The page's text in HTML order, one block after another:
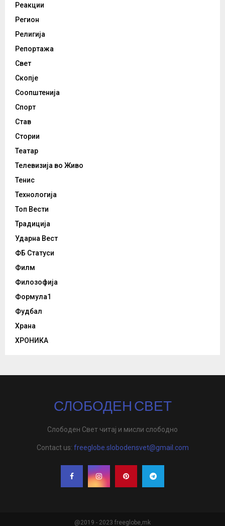
Реакции
Регион
Религија
Репортажа
Свет
Скопје
Соопштенија
Спорт
Став
Стории
Театар
Телевизија во Живо
Тенис
Технологија
Топ Вести
Традиција
Ударна Вест
ФБ Статуси
Филм
Филозофија
Формула1
Фудбал
Храна
ХРОНИКА
СЛОБОДЕН СВЕТ
Слободен Свет читај и мисли слободно
Contact us: freeglobe.slobodensvet@gmail.com
@2019 - 2023 freeglobe,mk